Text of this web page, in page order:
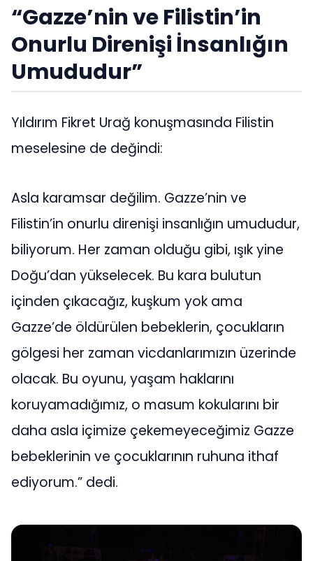
“Gazze’nin ve Filistin’in
Onurlu Direnişi İnsanlığın
Umududur”
Yıldırım Fikret Urağ konuşmasında Filistin
meselesine de değindi:
Asla karamsar değilim. Gazze’nin ve
Filistin’in onurlu direnişi insanlığın umududur,
biliyorum. Her zaman olduğu gibi, ışık yine
Doğu’dan yükselecek. Bu kara bulutun
içinden çıkacağız, kuşkum yok ama
Gazze’de öldürülen bebeklerin, çocukların
gölgesi her zaman vicdanlarımızın üzerinde
olacak. Bu oyunu, yaşam haklarını
koruyamadığımız, o masum kokularını bir
daha asla içimize çekemeyeceğimiz Gazze
bebeklerinin ve çocuklarının ruhuna ithaf
ediyorum.” dedi.